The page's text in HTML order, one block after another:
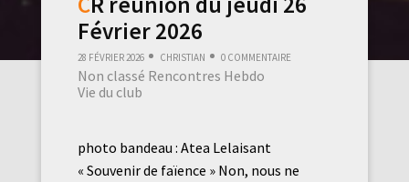
Février 2026
28 février 2026 Christian
0 commentaire
Non classé Rencontres Hebdo
Vie du club
photo bandeau : Atea Lelaisant
« Souvenir de faïence » Non, nous ne